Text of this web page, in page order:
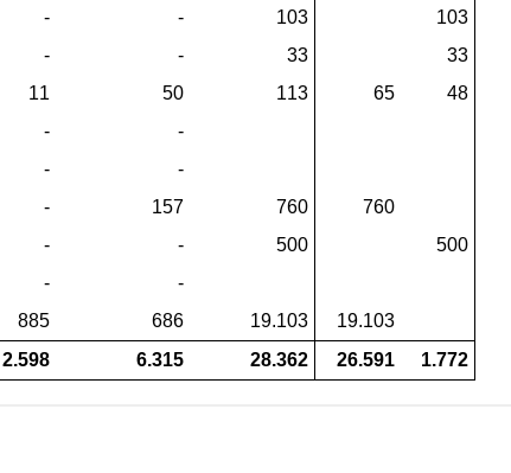
- - 103
103
- - 33
33
11 50 113 65
48
-
-
-
-
- 157 760
760
- - 500
500
-
-
885 686 19.103
19.103
2.598 6.315 28.362 26.591 1.772